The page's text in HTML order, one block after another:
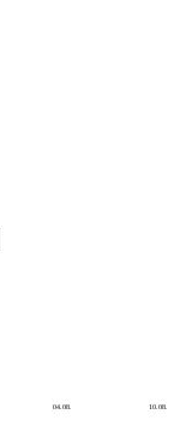
04.08. 10.08.